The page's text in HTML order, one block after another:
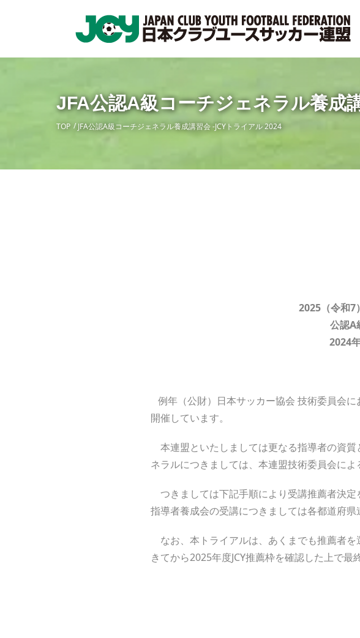
JFA公認A級コーチジェネラル養成
TOP JFA公認A級コーチジェネラル養成講習会 -JCYトライアル 2024
2025（令和7
公認A
2024
例年（公財）日本サッカー協会 技術委員会
開催しています。
本連盟といたしましては更なる指導者の資
ネラルにつきましては、本連盟技術委員会に
つきましては下記手順により受講推薦者決
指導者養成会の受講につきましては各都道府県
なお、本トライアルは、あくまでも推薦者を
きてから2025年度JCY推薦枠を確認した上で